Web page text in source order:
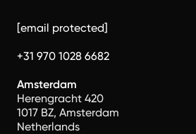
[email protected]
+31 970 1028 6682
Amsterdam
Herengracht 420
1017 BZ, Amsterdam
Netherlands